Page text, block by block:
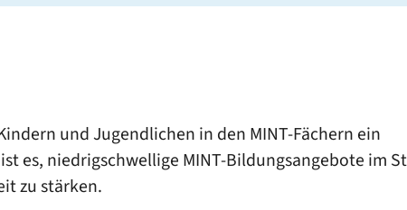
und Jugendlichen in den MINT-Fächern ein
es, niedrigschwellige MINT-Bildungsangebote im
zu stärken.